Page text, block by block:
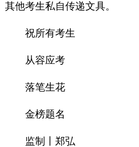
其他考生私自传递文具。
祝所有考生
从容应考
落笔生花
金榜题名
监制丨郑弘